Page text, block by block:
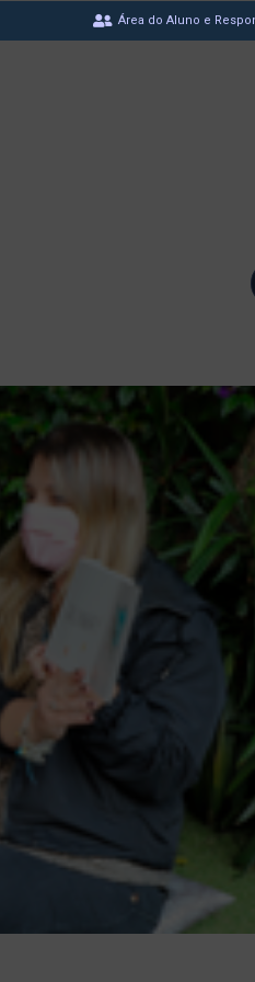
Área do Aluno e